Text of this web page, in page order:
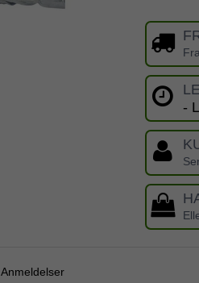
-
Anmeldelser